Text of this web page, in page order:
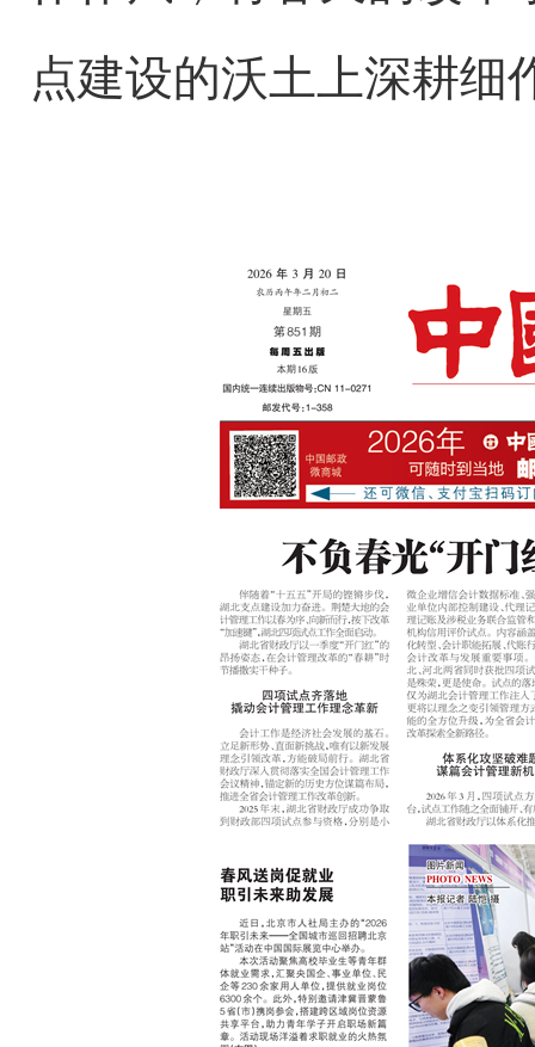
点建设的沃土上深耕细